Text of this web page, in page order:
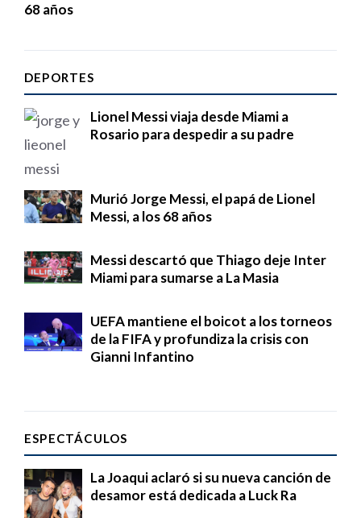
68 años
DEPORTES
Lionel Messi viaja desde Miami a
Rosario para despedir a su padre
Murió Jorge Messi, el papá de Lionel
Messi, a los 68 años
Messi descartó que Thiago deje Inter
Miami para sumarse a La Masia
UEFA mantiene el boicot a los torneos
de la FIFA y profundiza la crisis con
Gianni Infantino
ESPECTÁCULOS
La Joaqui aclaró si su nueva canción de
desamor está dedicada a Luck Ra